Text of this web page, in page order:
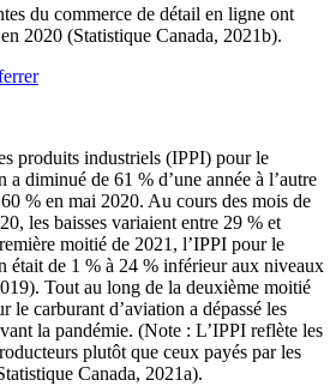
du commerce de détail en ligne ont
2020 (Statistique Canada, 2021b).
produits industriels (IPPI) pour le
a diminué de 61 % d’une année à l’autre
% en mai 2020. Au cours des mois de
les baisses variaient entre 29 % et
moitié de 2021, l’IPPI pour le
était de 1 % à 24 % inférieur aux niveaux
Tout au long de la deuxième moitié
le carburant d’aviation a dépassé les
la pandémie. (Note : L’IPPI reflète les
plutôt que ceux payés par les
Canada, 2021a).